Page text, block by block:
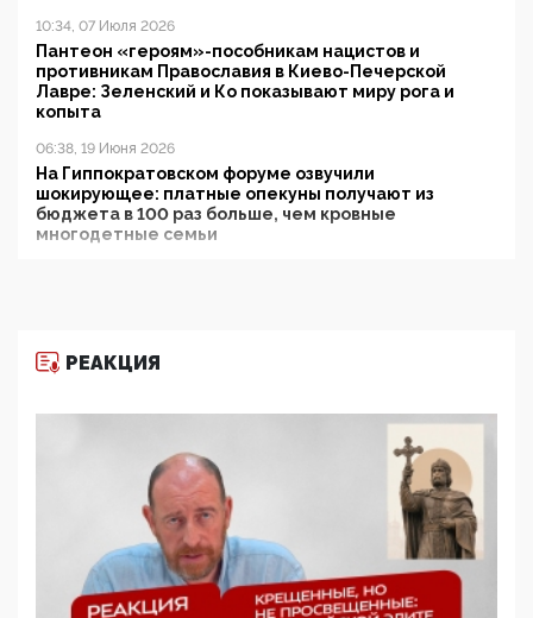
10:34, 07 Июля 2026
Пантеон «героям»-пособникам нацистов и
противникам Православия в Киево-Печерской
Лавре: Зеленский и Ко показывают миру рога и
копыта
06:38, 19 Июня 2026
На Гиппократовском форуме озвучили
шокирующее: платные опекуны получают из
бюджета в 100 раз больше, чем кровные
многодетные семьи
11:53, 09 Июня 2026
деятельность ИИТО ЮНЕСКО в России, но
цифроглобалисты продолжают определять
повестку в образовании
09:43, 01 Июня 2026
5G за счет здоровья граждан: Минцифры намерено
отобрать у регионов и муниципалитетов право
защищать жилые дома и социальные объекты от
РЕАКЦИЯ